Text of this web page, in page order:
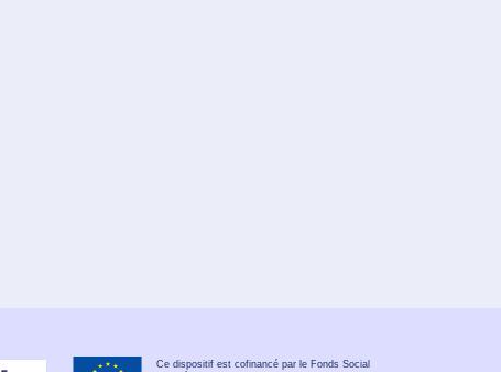
Ce dispositif est cofinancé par le Fonds Social